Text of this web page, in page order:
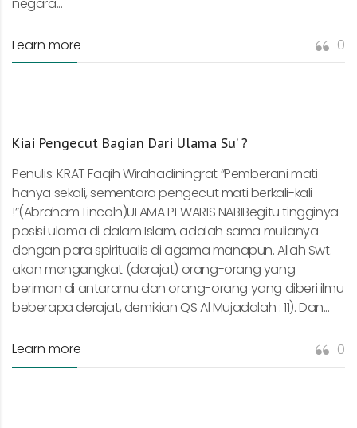
Learn more 0
Kiai Pengecut Bagian Dari Ulama Su’ ?
Penulis: KRAT Faqih Wirahadiningrat “Pemberani mati
hanya sekali, sementara pengecut mati berkali-kali
!”(Abraham Lincoln)ULAMA PEWARIS NABIBegitu tingginya
posisi ulama di dalam Islam, adalah sama mulianya
dengan para spiritualis di agama manapun. Allah Swt.
akan mengangkat (derajat) orang-orang yang
beriman di antaramu dan orang-orang yang diberi ilmu
beberapa derajat, demikian QS Al Mujadalah : 11). Dan...
Learn more 0